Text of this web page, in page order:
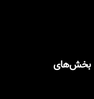
بخش‌های